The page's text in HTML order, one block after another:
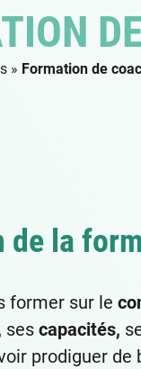
» Formation de
de la
former sur le
sescapacités,
prodiguer de